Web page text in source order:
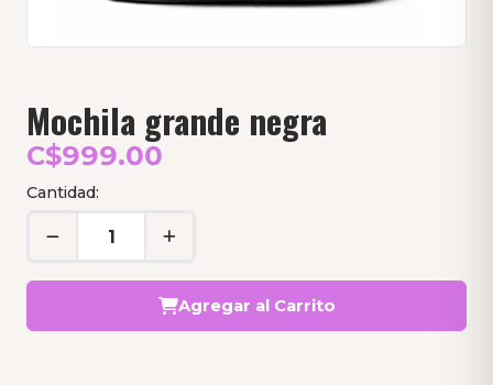
Mochila grande negra
C$999.00
Cantidad:
Agregar al Carrito